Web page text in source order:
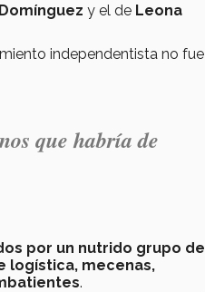
y el de Leona
independentista no fue
que habría de
por un nutrido grupo de
logística, mecenas,
.